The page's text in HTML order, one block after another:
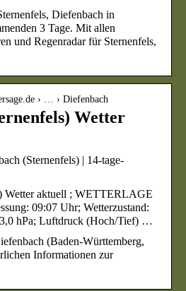
Diefenbach in
3 Tage. Mit allen
und Regenradar für Sternenfels,
› … › Diefenbach
Wetter
(Sternenfels) | 14-tage-
Wetter aktuell ; WETTERLAGE
09:07 Uhr; Wetterzustand:
hPa; Luftdruck (Hoch/Tief) …
(Baden-Württemberg,
Informationen zur